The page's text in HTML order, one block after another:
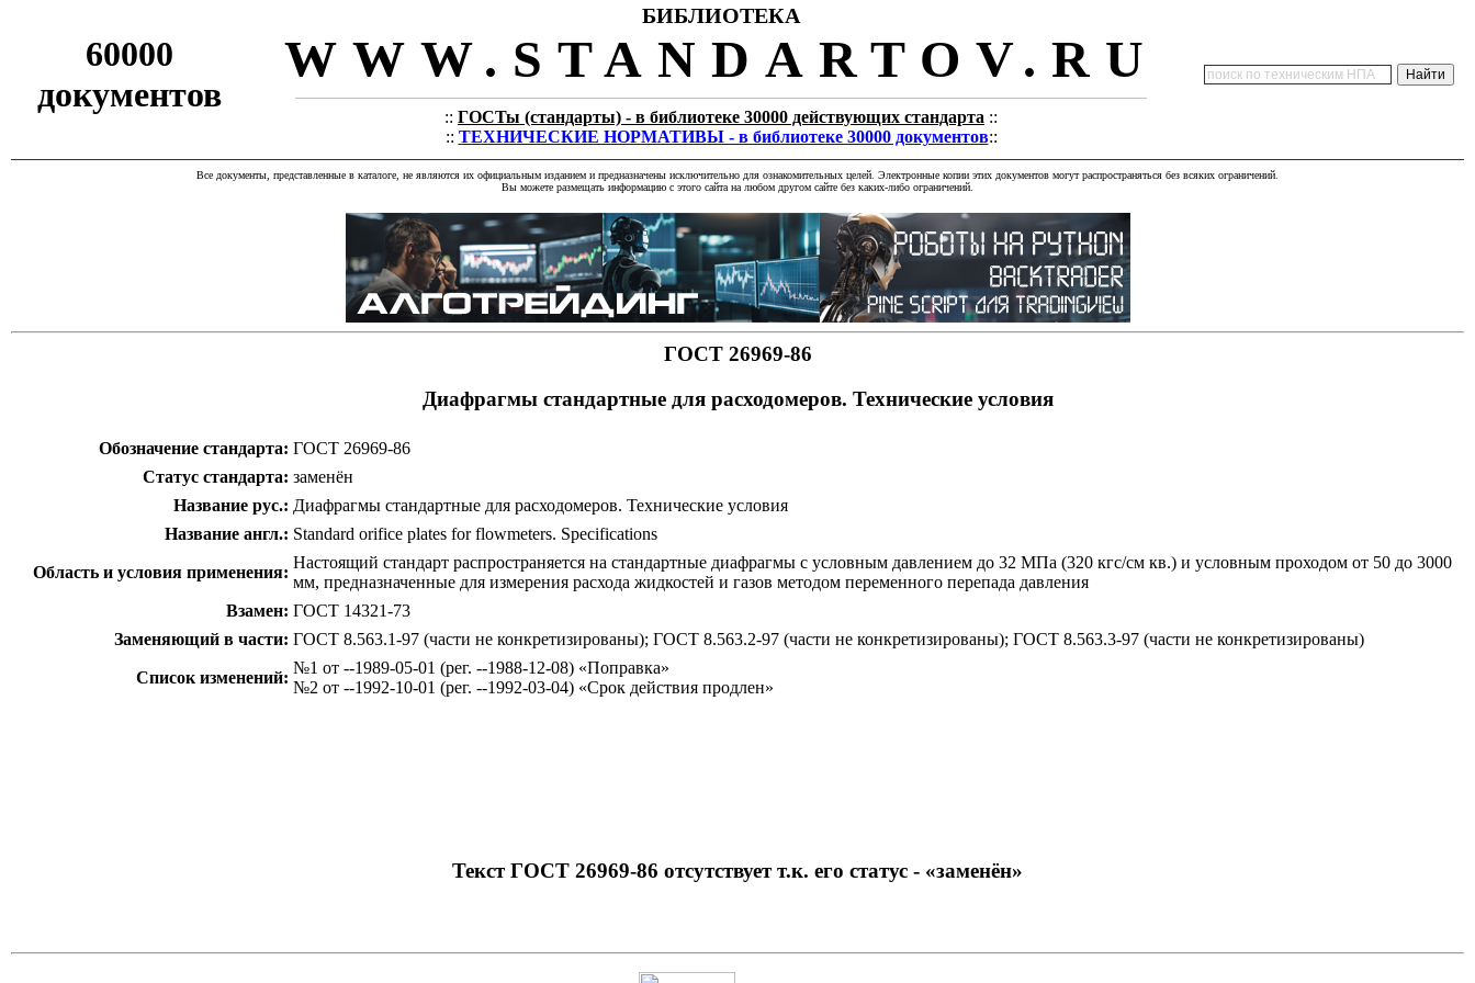
60000
документов
БИБЛИОТЕКА
WWW.STANDARTOV.RU
:: ГОСТы (стандарты) - в библиотеке 30000 действующих стандарта ::
:: ТЕХНИЧЕСКИЕ НОРМАТИВЫ - в библиотеке 30000 документов::
Все документы, представленные в каталоге, не являются их официальным изданием и предназначены исключительно для ознакомительных целей. Электронные копии этих документов могут распространяться без всяких ограничений.
Вы можете размещать информацию с этого сайта на любом другом сайте без каких-либо ограничений.
ГОСТ 26969-86
Диафрагмы стандартные для расходомеров. Технические условия
Обозначение стандарта: ГОСТ 26969-86
Статус стандарта: заменён
Название рус.: Диафрагмы стандартные для расходомеров. Технические условия
Название англ.: Standard orifice plates for flowmeters. Specifications
Область и условия применения:
Настоящий стандарт распространяется на стандартные диафрагмы с условным давлением до 32 МПа (320 кгс/см кв.) и условным проходом от 50 до 3000
мм, предназначенные для измерения расхода жидкостей и газов методом переменного перепада давления
Взамен: ГОСТ 14321-73
Заменяющий в части: ГОСТ 8.563.1-97 (части не конкретизированы); ГОСТ 8.563.2-97 (части не конкретизированы); ГОСТ 8.563.3-97 (части не конкретизированы)
Список изменений:
№1 от --1989-05-01 (рег. --1988-12-08) «Поправка»
№2 от --1992-10-01 (рег. --1992-03-04) «Срок действия продлен»
Текст ГОСТ 26969-86 отсутствует т.к. его статус - «заменён»